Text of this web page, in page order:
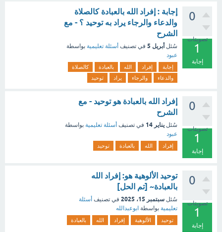
0
تصويتات
1
إجابة
إجابة : إفراد الله بالعبادة كالصلاة
والدعاء والرجاء يراد به توحيد ؟ - مع
الشرح
سُئل أبريل 5 في تصنيف أسئلة تعليمية بواسطة
عبود
إجابة إفراد الله بالعبادة
كالصلاة
والدعاء
والرجاء يراد توحيد
0
تصويتات
1
إجابة
إفراد الله بالعبادة هو توحيد - مع
الشرح
سُئل يناير 14 في تصنيف أسئلة تعليمية بواسطة
عبود
إفراد الله بالعبادة توحيد
0
تصويتات
1
إجابة
توحيد الألوهية هو: إفراد الله
بالعبادة~ [تم الحل]
سُئل سبتمبر 15، 2025 في تصنيف أسئلة
تعليمية بواسطة ابوعبدالله
توحيد الألوهية إفراد الله بالعبادة